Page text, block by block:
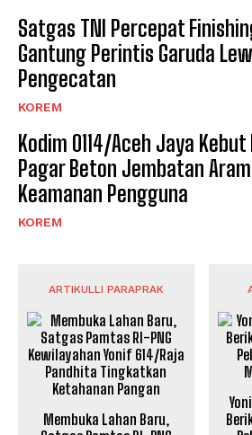
Satgas TNI Percepat
Gantung Perintis Garuda
Pengecatan
KOREM
Kodim 0114/Aceh Jaya
Pagar Beton Jembatan
Keamanan Pengguna
KOREM
ARTIKULLI PARAPRAK
Membuka Lahan Baru,